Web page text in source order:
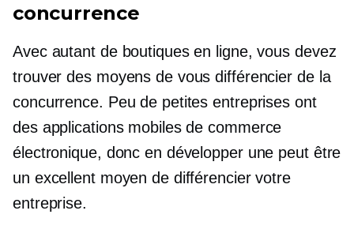
concurrence
Avec autant de boutiques en ligne, vous devez
trouver des moyens de vous différencier de la
concurrence. Peu de petites entreprises ont
des applications mobiles de commerce
électronique, donc en développer une peut être
un excellent moyen de différencier votre
entreprise.